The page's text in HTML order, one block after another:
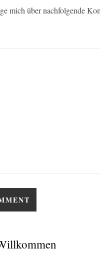
mich über nachfolgende